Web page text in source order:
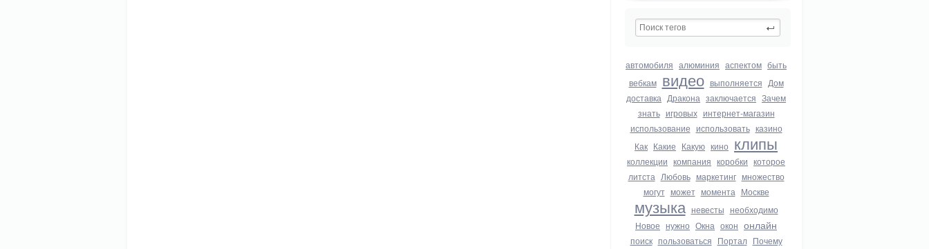
автомобиля алюминия аспектом быть
вебкам видео выполняется Дом
доставка Дракона заключается Зачем
знать игровых интернет-магазин
использование использовать казино
Как Какие Какую кино клипы
коллекции компания коробки которое
литста Любовь маркетинг множество
могут может момента Москве
музыка невесты необходимо
Новое нужно Окна окон онлайн
поиск пользоваться Портал Почему